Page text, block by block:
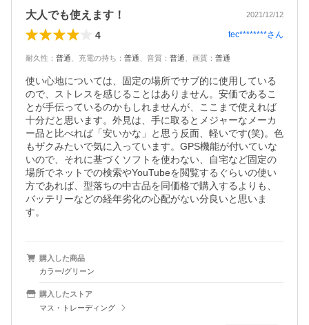
大人でも使えます！ 2021/12/12
4 tec********さん
耐久性 ： 普通 充電の持ち ： 普通 音質 ： 普通 画質 ： 普通
使い心地については、固定の場所でサブ的に使用している
ので、ストレスを感じることはありません。安価であるこ
とが手伝っているのかもしれませんが、ここまで使えれば
十分だと思います。外見は、手に取るとメジャーなメーカ
ー品と比べれば「安いかな」と思う反面、軽いです(笑)。色
もザクみたいで気に入っています。GPS機能が付いていな
いので、それに基づくソフトを使わない、自宅など固定の
場所でネットでの検索やYouTubeを閲覧するぐらいの使い
方であれば、型落ちの中古品を同価格で購入するよりも、
バッテリーなどの経年劣化の心配がない分良いと思いま
す。
購入した商品
カラー/グリーン
購入したストア
マス・トレーディング